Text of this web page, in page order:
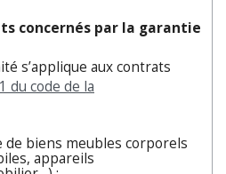
concernés par la garantie
s’applique aux contrats
du code de la
de biens meubles corporels
appareils